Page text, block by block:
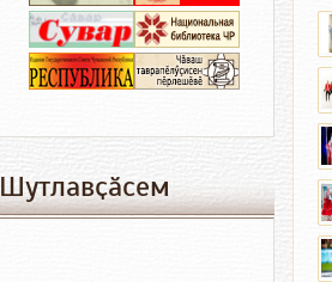
Шутлавҫӑсем